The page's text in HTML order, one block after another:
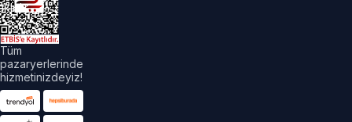
Tüm
pazaryerlerinde
hizmetinizdeyiz!